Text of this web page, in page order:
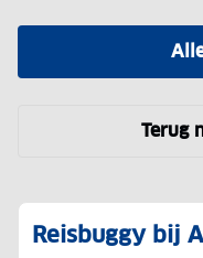
Terug
Reisbuggy bij